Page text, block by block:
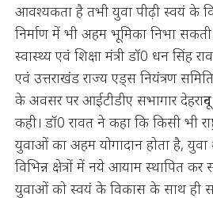
आवश्यकता है तभी युवा पीढ़ी स्वयं के
निर्माण में भी अहम भूमिका निभा
स्वास्थ्य एवं शिक्षा मंत्री डॉ0 धन सिंह
एवं उत्तराखंड राज्य एड्स नियंत्रण समिति
के अवसर पर आईटीडीए सभागार
कही। डॉ0 रावत ने कहा कि किसी भी
युवाओं का अहम योगादान होता है, युवा
विभिन्न क्षेत्रों में नये आयाम स्थापित
युवाओं को स्वयं के विकास के साथ ही